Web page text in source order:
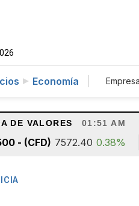
Economía
DE VALORES 01:51 AM
- (CFD) 7572.40 0.38%